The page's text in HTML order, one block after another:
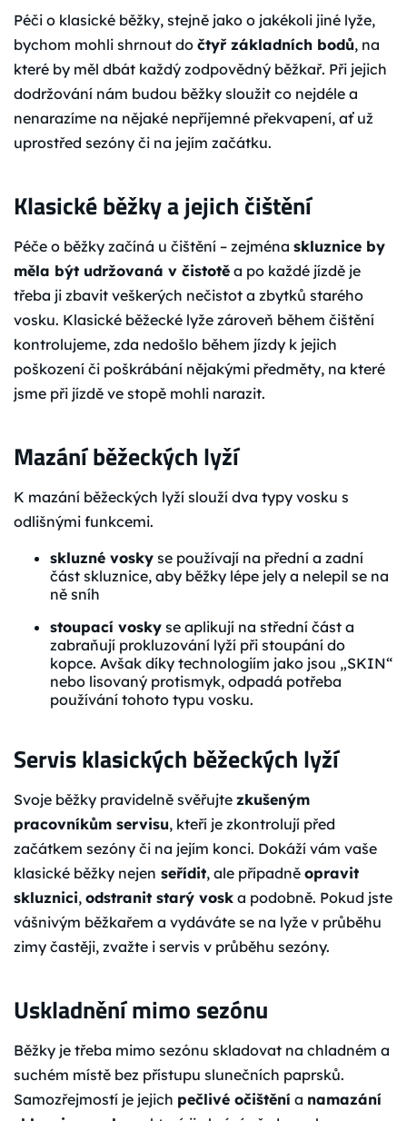
Péči o klasické běžky, stejně jako o jakékoli jiné lyže,
bychom mohli shrnout do čtyř základních bodů, na
které by měl dbát každý zodpovědný běžkař. Při jejich
dodržování nám budou běžky sloužit co nejdéle a
nenarazíme na nějaké nepříjemné překvapení, ať už
uprostřed sezóny či na jejím začátku.
Klasické běžky a jejich čištění
Péče o běžky začíná u čištění – zejména skluznice by
měla být udržovaná v čistotě a po každé jízdě je
třeba ji zbavit veškerých nečistot a zbytků starého
vosku. Klasické běžecké lyže zároveň během čištění
kontrolujeme, zda nedošlo během jízdy k jejich
poškození či poškrábání nějakými předměty, na které
jsme při jízdě ve stopě mohli narazit.
Mazání běžeckých lyží
K mazání běžeckých lyží slouží dva typy vosku s
odlišnými funkcemi.
skluzné vosky se používají na přední a zadní
část skluznice, aby běžky lépe jely a nelepil se na
ně sníh
stoupací vosky se aplikují na střední část a
zabraňují prokluzování lyží při stoupání do
kopce. Avšak díky technologiím jako jsou „SKIN“
nebo lisovaný protismyk, odpadá potřeba
používání tohoto typu vosku.
Servis klasických běžeckých lyží
Svoje běžky pravidelně svěřujte zkušeným
pracovníkům servisu, kteří je zkontrolují před
začátkem sezóny či na jejím konci. Dokáží vám vaše
klasické běžky nejen seřídit, ale případně opravit
skluznici, odstranit starý vosk a podobně. Pokud jste
vášnivým běžkařem a vydáváte se na lyže v průběhu
zimy častěji, zvažte i servis v průběhu sezóny.
Uskladnění mimo sezónu
Běžky je třeba mimo sezónu skladovat na chladném a
suchém místě bez přístupu slunečních paprsků.
Samozřejmostí je jejich pečlivé očištění a namazání